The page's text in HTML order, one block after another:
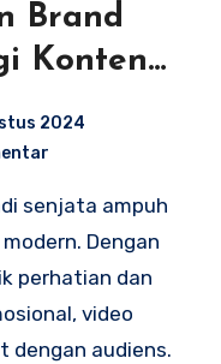
Brand
Konten
2024
senjata ampuh
Dengan
perhatian dan
video
dengan audiens.